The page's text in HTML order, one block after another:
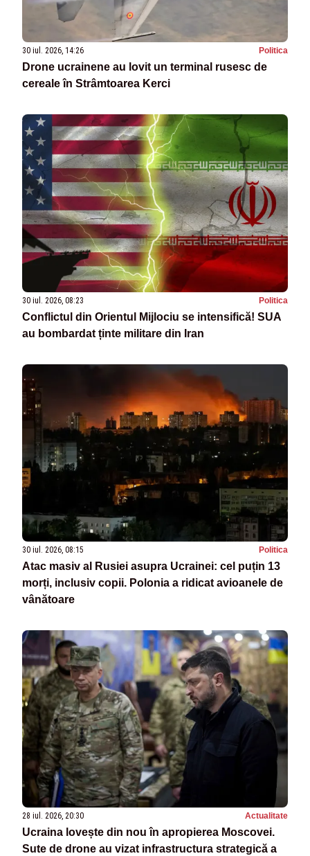
30 iul. 2026, 14:26 Politica
Drone ucrainene au lovit un terminal rusesc de
cereale în Strâmtoarea Kerci
30 iul. 2026, 08:23 Politica
Conflictul din Orientul Mijlociu se intensifică! SUA
au bombardat ținte militare din Iran
30 iul. 2026, 08:15 Politica
Atac masiv al Rusiei asupra Ucrainei: cel puțin 13
morți, inclusiv copii. Polonia a ridicat avioanele de
vânătoare
28 iul. 2026, 20:30 Actualitate
Ucraina lovește din nou în apropierea Moscovei.
Sute de drone au vizat infrastructura strategică a